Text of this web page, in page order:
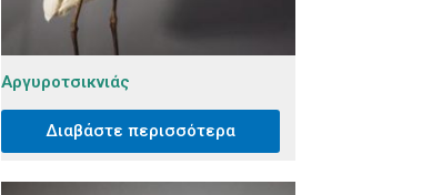
Αργυροτσικνιάς
Διαβάστε περισσότερα